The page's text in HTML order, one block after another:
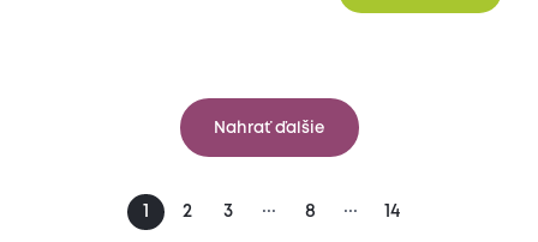
Nahrať ďalšie
1 2 3 ... 8 ... 14